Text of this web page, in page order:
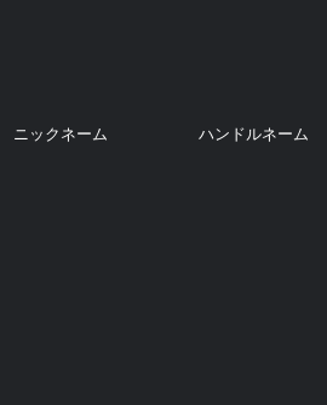
ニックネーム ハンドルネーム